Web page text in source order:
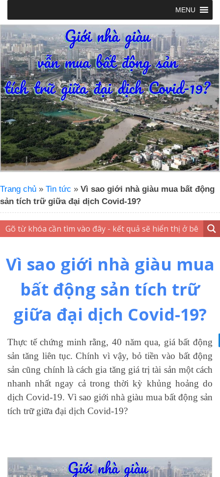
MENU
Trang chủ » Tin tức » Vì sao giới nhà giàu mua bất động
sản tích trữ giữa đại dịch Covid-19?
Vì sao giới nhà giàu mua
bất động sản tích trữ
giữa đại dịch Covid-19?
Thực tế chứng minh rằng, 40 năm qua, giá bất động
sản tăng liên tục. Chính vì vậy, bỏ tiền vào bất động
sản cũng chính là cách gia tăng giá trị tài sản một cách
nhanh nhất ngay cả trong thời kỳ khủng hoảng do
dịch Covid-19. Vì sao giới nhà giàu mua bất động sản
tích trữ giữa đại dịch Covid-19?